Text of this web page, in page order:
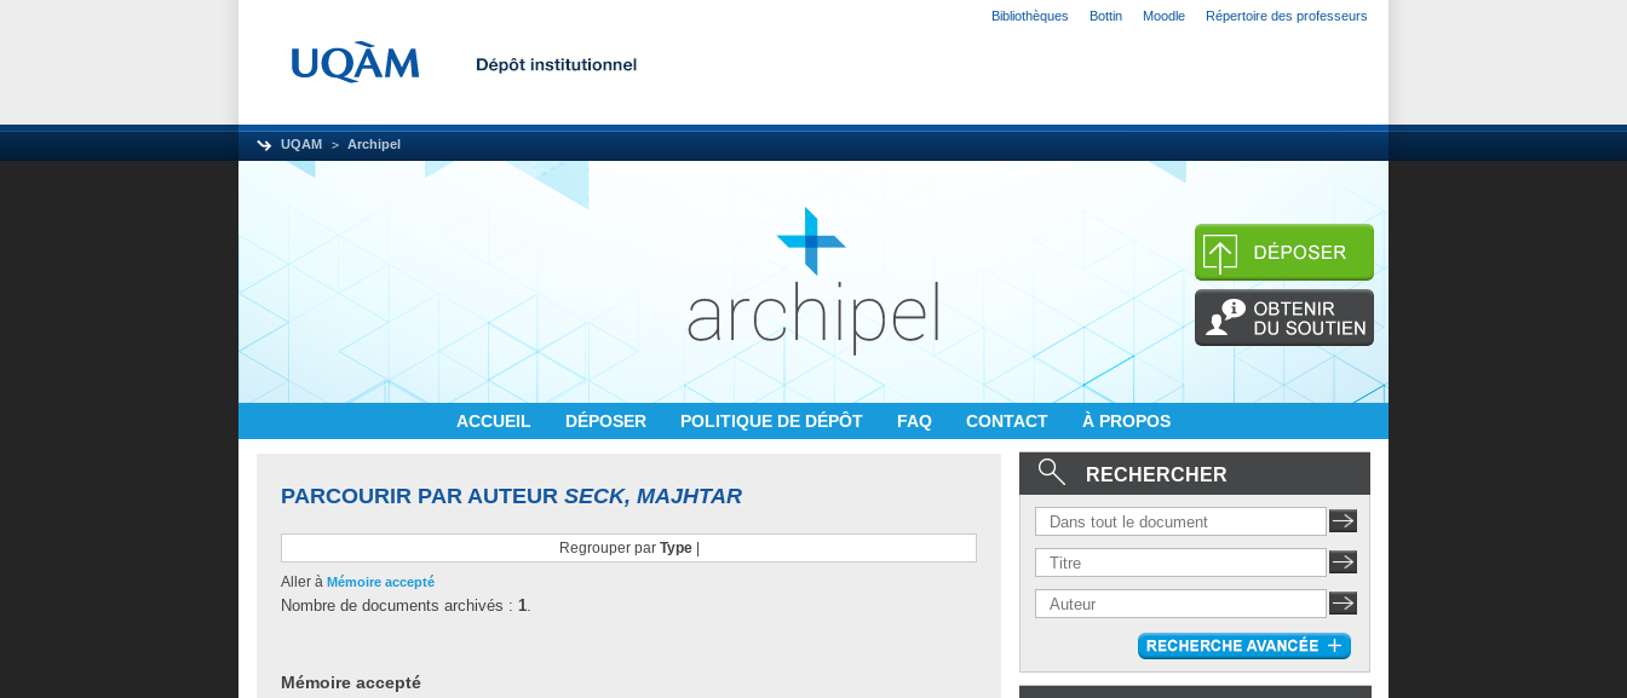
Bibliothèques Bottin Moodle Répertoire des professeurs
UQAM Archipel
ACCUEIL DÉPOSER POLITIQUE DE DÉPÔT FAQ CONTACT À PROPOS
PARCOURIR PAR AUTEUR SECK, MAJHTAR
Regrouper par Type|
Aller à Mémoire accepté
Nombre de documents archivés : 1.
Mémoire accepté
RECHERCHER